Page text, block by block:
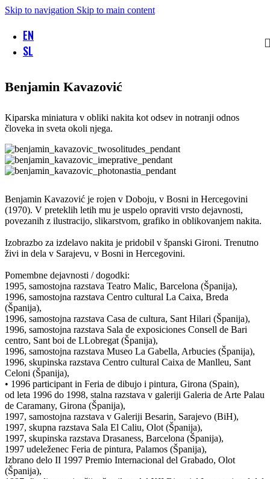
Skip to navigation Skip to main content
EN
SL
Benjamin Kavazović
Kiparska miniatura v obliki nakita kot odsev in notranji odnos
človeka in sveta okoli njega.
Benjamin Kavazović je rojen v Doboju, v Bosni in Hercegovini
(1970). V preteklih letih mu je uspelo opraviti vrsto dejavnosti,
povezanih z ilustracijo, slikarstvom, grafiko in oblikovanjem nakita.
Izobrazbo za izdelavo nakita je pridobil v španski Gironi. Trenutno
živi in dela v Sarajevu, v Bosni in Hercegovini.
Pomembne dejavnosti / dogodki:
1995, samostojna razstava Teatro Malic, Barcelona (Španija),
1996, samostojna razstava Centro cultural La Caixa, Breda
(Španija),
1996, samostojna razstava Casa de cultura, Sant Hilari (Španija),
1996, samostojna razstava Sala de exposiciones Consell de Bari
centro, Sant boi de LLobregat (Španija),
1996, samostojna razstava Museo La Gabella, Arbucies (Španija),
1996, skupinska razstava Centro cultural Caixa de Manlleu, Sant
Celoni (Španija),
• 1996 participant in Feria de dibujo i pintura, Girona (Spain),
od leta 1996 do 1998, stalna razstava v galeriji Galeria de Arte Palau
de Caramany, Girona (Španija),
1997, samostojna razstava v Galeriji Besarin, Sarajevo (BiH),
1997, skupna razstava Sala El Caliu, Olot (Španija),
1997, skupinska razstava Drasaness, Barcelona (Španija),
1997 udeleženec Feria de pintura, Palamos (Španija),
Izbrano delo II 1997 Premio Internacional del Grabado, Olot
(Španija),